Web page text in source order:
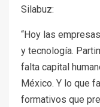
Silabuz:
“Hoy las
y tecnología.
falta capital
México. Y lo que
formativos que